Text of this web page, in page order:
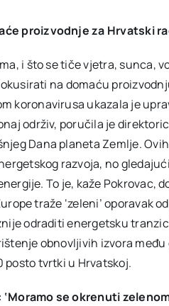
proizvodnje za Hrvatski
i što se tiče vjetra, sunca,
na domaću
koronavirusa ukazala je
održiv, poručila je
Dana planeta Zemlje.
razvoja, no
To je, kaže Pokrovac,
traže ‘zeleni’ oporavak
odraditi energetsku
obnovljivih izvora
posto tvrtki u Hrvatskoj.
se okrenuti